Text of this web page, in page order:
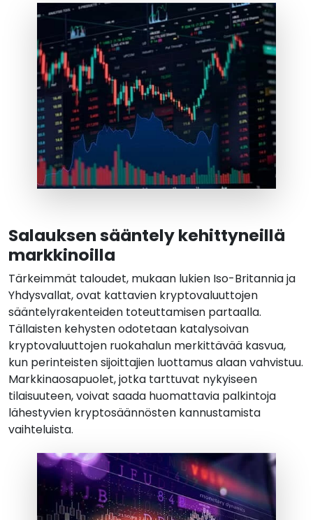
Salauksen sääntely kehittyneillä
markkinoilla
Tärkeimmät taloudet, mukaan lukien Iso-Britannia ja
Yhdysvallat, ovat kattavien kryptovaluuttojen
sääntelyrakenteiden toteuttamisen partaalla.
Tällaisten kehysten odotetaan katalysoivan
kryptovaluuttojen ruokahalun merkittävää kasvua,
kun perinteisten sijoittajien luottamus alaan vahvistuu.
Markkinaosapuolet, jotka tarttuvat nykyiseen
tilaisuuteen, voivat saada huomattavia palkintoja
lähestyvien kryptosäännösten kannustamista
vaihteluista.